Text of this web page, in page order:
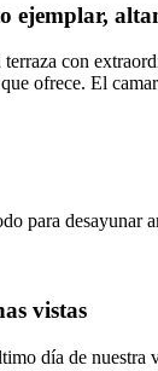
ejemplar,
con
ofrece. El
para desayunar
vistas
día de